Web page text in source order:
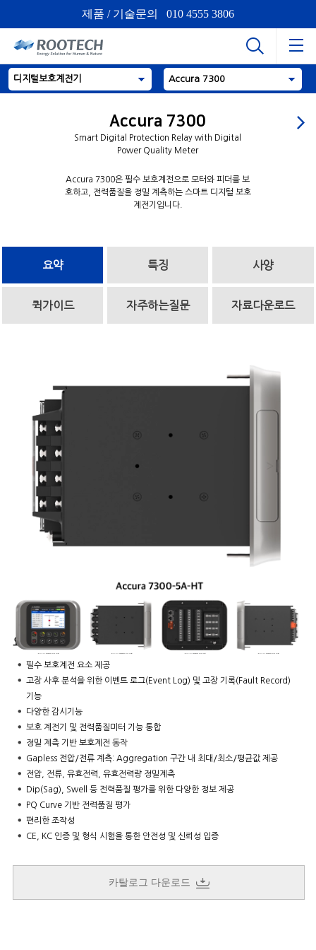
제품 / 기술문의 010 4555 3806
디지털보호계전기 Accura 7300
Accura 7300
Smart Digital Protection Relay with Digital
Power Quality Meter
Accura 7300은 필수 보호계전으로 모터와 피더를 보
호하고, 전력품질을 정밀 계측하는 스마트 디지털 보호
계전기입니다.
요약 특징 사양
퀵가이드 자주하는질문 자료다운로드
요약
필수 보호계전 요소 제공
고장 사후 분석을 위한 이벤트 로그(Event Log) 및 고장 기록(Fault Record)
기능
다양한 감시기능
보호 계전기 및 전력품질미터 기능 통합
정밀 계측 기반 보호계전 동작
Gapless 전압/전류 계측: Aggregation 구간 내 최대/최소/평균값 제공
전압, 전류, 유효전력, 유효전력량 정밀계측
Dip(Sag), Swell 등 전력품질 평가를 위한 다양한 정보 제공
PQ Curve 기반 전력품질 평가
편리한 조작성
CE, KC 인증 및 형식 시험을 통한 안전성 및 신뢰성 입증
카탈로그 다운로드